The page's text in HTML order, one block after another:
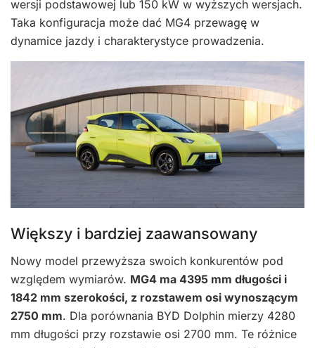
wersji podstawowej lub 150 kW w wyższych wersjach.
Taka konfiguracja może dać MG4 przewagę w
dynamice jazdy i charakterystyce prowadzenia.
Większy i bardziej zaawansowany
Nowy model przewyższa swoich konkurentów pod
względem wymiarów. MG4 ma 4395 mm długości i
1842 mm szerokości, z rozstawem osi wynoszącym
2750 mm. Dla porównania BYD Dolphin mierzy 4280
mm długości przy rozstawie osi 2700 mm. Te różnice